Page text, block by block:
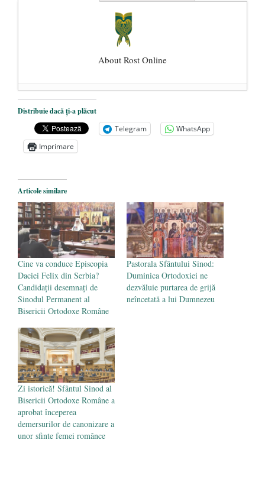
About Rost Online
Dezvăluiri cutremurătoare despre
președintele Ucrainei, Volodymyr
Zelensky
- 13 mai 2026
Statul care servește Națiunea
Legea Vexler produce efecte. Bustul
poetului Octavian Goga, înlăturat din Iași
- 16 aprilie 2026
Distribuie dacă ți-a plăcut
Telegram
WhatsApp
Imprimare
Articole similare
Cine va conduce Episcopia
Daciei Felix din Serbia?
Candidații desemnați de
Sinodul Permanent al
Bisericii Ortodoxe Române
Pastorala Sfântului Sinod:
Duminica Ortodoxiei ne
dezvăluie purtarea de grijă
neîncetată a lui Dumnezeu
Zi istorică! Sfântul Sinod al
Bisericii Ortodoxe Române a
aprobat începerea
demersurilor de canonizare a
unor sfinte femei românce